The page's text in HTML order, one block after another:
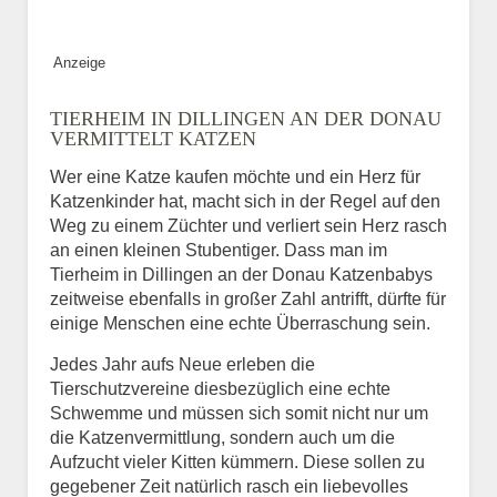
Keine Datei ausgewählt
Vermisst seit
Ort des Verschwindens
Anzeige
TIERHEIM IN DILLINGEN AN DER DONAU
VERMITTELT KATZEN
Wer eine Katze kaufen möchte und ein Herz für
Katzenkinder hat, macht sich in der Regel auf den
Weg zu einem Züchter und verliert sein Herz rasch
an einen kleinen Stubentiger. Dass man im
Tierheim in Dillingen an der Donau Katzenbabys
zeitweise ebenfalls in großer Zahl antrifft, dürfte für
einige Menschen eine echte Überraschung sein.
Jedes Jahr aufs Neue erleben die
Tierschutzvereine diesbezüglich eine echte
Schwemme und müssen sich somit nicht nur um
die Katzenvermittlung, sondern auch um die
Aufzucht vieler Kitten kümmern. Diese sollen zu
gegebener Zeit natürlich rasch ein liebevolles